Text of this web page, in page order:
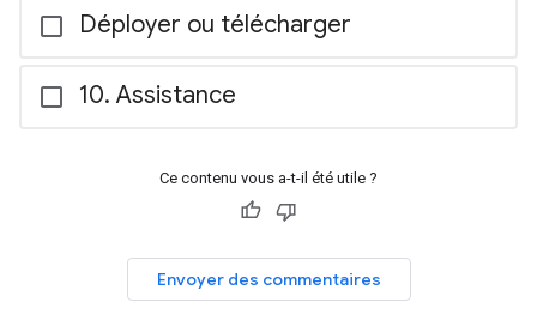
Déployer ou télécharger
Assistance
Ce contenu vous a-t-il été utile ?
Envoyer des commentaires